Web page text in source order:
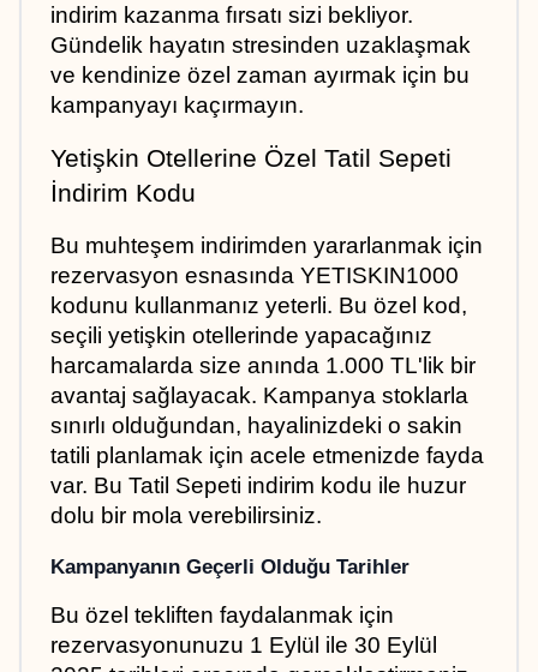
indirim kazanma fırsatı sizi bekliyor.
Gündelik hayatın stresinden uzaklaşmak
ve kendinize özel zaman ayırmak için bu
kampanyayı kaçırmayın.
Yetişkin Otellerine Özel Tatil Sepeti
İndirim Kodu
Bu muhteşem indirimden yararlanmak için
rezervasyon esnasında YETISKIN1000
kodunu kullanmanız yeterli. Bu özel kod,
seçili yetişkin otellerinde yapacağınız
harcamalarda size anında 1.000 TL'lik bir
avantaj sağlayacak. Kampanya stoklarla
sınırlı olduğundan, hayalinizdeki o sakin
tatili planlamak için acele etmenizde fayda
var. Bu Tatil Sepeti indirim kodu ile huzur
dolu bir mola verebilirsiniz.
Kampanyanın Geçerli Olduğu Tarihler
Bu özel tekliften faydalanmak için
rezervasyonunuzu 1 Eylül ile 30 Eylül